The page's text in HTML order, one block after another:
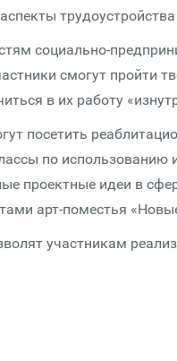
социально-
смогут пройти
в их работу
посетить
по
проектные идеи в
арт-поместья
участникам